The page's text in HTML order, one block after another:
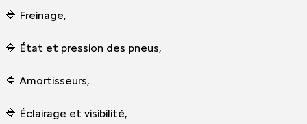
🔷 Freinage,
🔷 État et pression des pneus,
🔷 Amortisseurs,
🔷 Éclairage et visibilité,